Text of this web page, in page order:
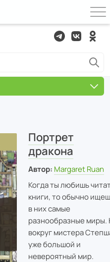
Портрет
дракона
Автор: Margaret Ruan
Когда ты любишь
книги, то обычно
в них самые
разнообразные миры.
вокруг мистера
уже большой и
невероятный мир.